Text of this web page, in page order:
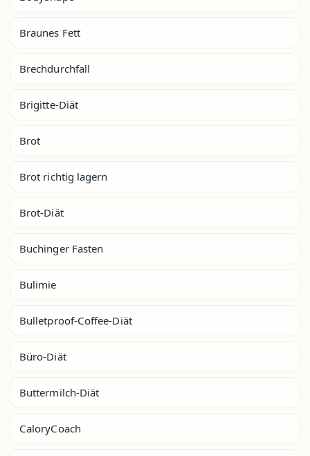
Braunes Fett
Brechdurchfall
Brigitte-Diät
Brot
Brot richtig lagern
Brot-Diät
Buchinger Fasten
Bulimie
Bulletproof-Coffee-Diät
Büro-Diät
Buttermilch-Diät
CaloryCoach